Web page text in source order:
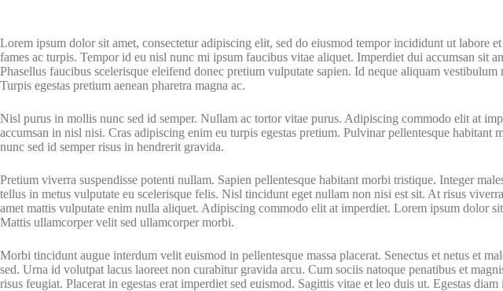
Lorem ipsum dolor sit amet, consectetur adipiscing elit, sed do eiusmod tempor incididunt ut labore
fames ac turpis. Tempor id eu nisl nunc mi ipsum faucibus vitae aliquet. Imperdiet dui accumsan
Phasellus faucibus scelerisque eleifend donec pretium vulputate sapien. Id neque aliquam
Turpis egestas pretium aenean pharetra magna ac.
Nisl purus in mollis nunc sed id semper. Nullam ac tortor vitae purus. Adipiscing commodo elit at
accumsan in nisl nisi. Cras adipiscing enim eu turpis egestas pretium. Pulvinar pellentesque
nunc sed id semper risus in hendrerit gravida.
Pretium viverra suspendisse potenti nullam. Sapien pellentesque habitant morbi tristique. Integer
tellus in metus vulputate eu scelerisque felis. Nisl tincidunt eget nullam non nisi est sit. At risus
amet mattis vulputate enim nulla aliquet. Adipiscing commodo elit at imperdiet. Lorem ipsum dolor
Mattis ullamcorper velit sed ullamcorper morbi.
Morbi tincidunt augue interdum velit euismod in pellentesque massa placerat. Senectus et netus et
sed. Urna id volutpat lacus laoreet non curabitur gravida arcu. Cum sociis natoque penatibus et
risus feugiat. Placerat in egestas erat imperdiet sed euismod. Sagittis vitae et leo duis ut. Egestas